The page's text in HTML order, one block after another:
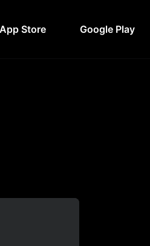
App Store Google Play